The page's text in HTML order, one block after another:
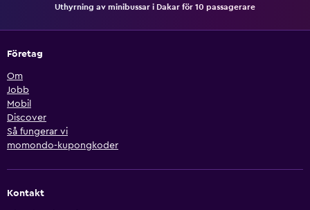
Uthyrning av minibussar i Dakar för 10 passagerare
Företag
Om
Jobb
Mobil
Discover
Så fungerar vi
momondo-kupongkoder
Kontakt